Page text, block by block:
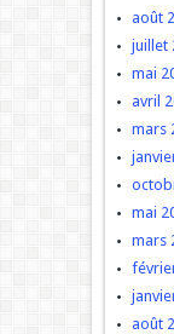
août
juillet
mai
avril
mars
mai
mars
août